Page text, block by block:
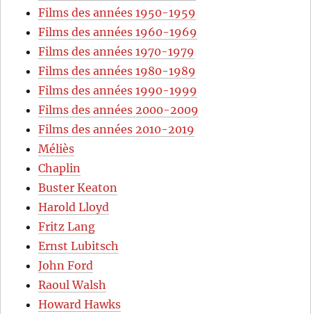
Films des années 1950-1959
Films des années 1960-1969
Films des années 1970-1979
Films des années 1980-1989
Films des années 1990-1999
Films des années 2000-2009
Films des années 2010-2019
Méliès
Chaplin
Buster Keaton
Harold Lloyd
Fritz Lang
Ernst Lubitsch
John Ford
Raoul Walsh
Howard Hawks